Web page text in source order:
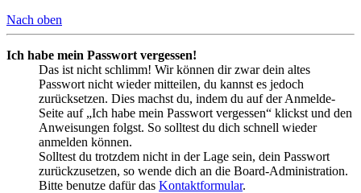
Nach oben
Ich habe mein Passwort vergessen!
Das ist nicht schlimm! Wir können dir zwar dein altes
Passwort nicht wieder mitteilen, du kannst es jedoch
zurücksetzen. Dies machst du, indem du auf der Anmelde-
Seite auf „Ich habe mein Passwort vergessen“ klickst und den
Anweisungen folgst. So solltest du dich schnell wieder
anmelden können.
Solltest du trotzdem nicht in der Lage sein, dein Passwort
zurückzusetzen, so wende dich an die Board-Administration.
Bitte benutze dafür das Kontaktformular.